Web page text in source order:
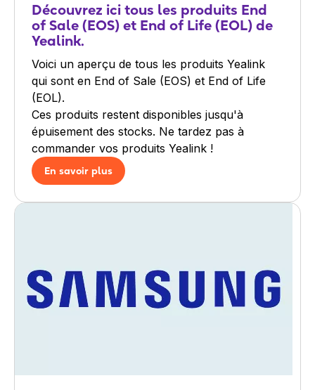
Découvrez ici tous les produits End
of Sale (EOS) et End of Life (EOL) de
Yealink.
Voici un aperçu de tous les produits Yealink
qui sont en End of Sale (EOS) et End of Life
(EOL).
Ces produits restent disponibles jusqu'à
épuisement des stocks. Ne tardez pas à
commander vos produits Yealink !
En savoir plus